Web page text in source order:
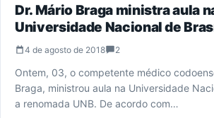
Dr. Mário Braga ministra aula
Universidade Nacional de
4 de agosto de 2018 2
Ontem, 03, o competente médico
Braga, ministrou aula na Universidade
a renomada UNB. De acordo com…